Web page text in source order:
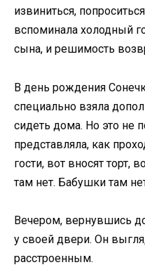
извиниться,
вспоминала холодный
сына, и решимость
В день рождения
специально взяла
сидеть дома. Но это не
представляла, как
гости, вот вносят торт,
там нет. Бабушки там
Вечером, вернувшись
у своей двери. Он
расстроенным.